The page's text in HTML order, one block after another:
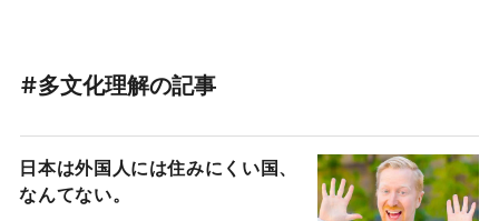
#多文化理解の記事
日本は外国人には住みにくい国、
なんてない。